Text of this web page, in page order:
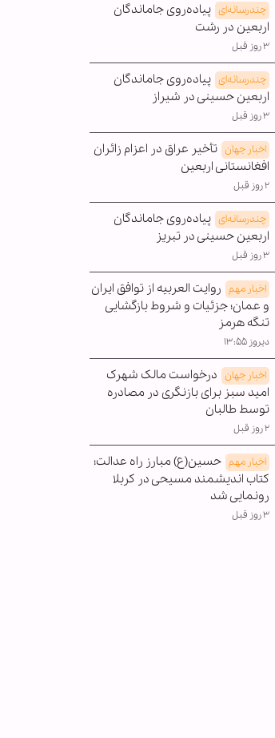
چندرسانه‌ای پیاده‌روی جاماندگان
اربعین در رشت
۳ روز قبل
چندرسانه‌ای پیاده‌روی جاماندگان
اربعین حسینی در شیراز
۳ روز قبل
اخبار جهان تأخیر عراق در اعزام زائران
افغانستانی اربعین
۲ روز قبل
چندرسانه‌ای پیاده‌روی جاماندگان
اربعین حسینی در تبریز
۳ روز قبل
اخبار مهم روایت العربیه از توافق ایران
و عمان؛ جزئیات و شروط بازگشایی
تنگه هرمز
دیروز ۱۳:۵۵
اخبار جهان درخواست مالک شهرک
امید سبز برای بازنگری در مصادره
توسط طالبان
۲ روز قبل
اخبار مهم حسین(ع) مبارز راه عدالت؛
کتاب اندیشمند مسیحی در کربلا
رونمایی شد
۳ روز قبل